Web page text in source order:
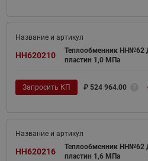
HH620210
Теплообменник НН№62
пластин 1,0 МПа
Запросить КП ₽ 524 964.00
HH620216
Теплообменник НН№62
пластин 1,6 МПа